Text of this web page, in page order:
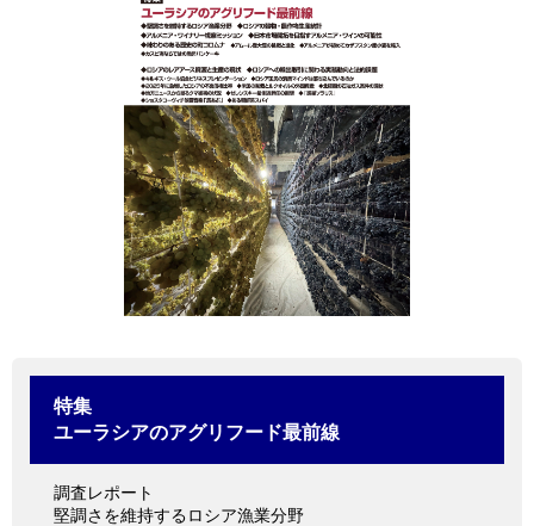
特集
ユーラシアのアグリフード最前線
調査レポート
堅調さを維持するロシア漁業分野